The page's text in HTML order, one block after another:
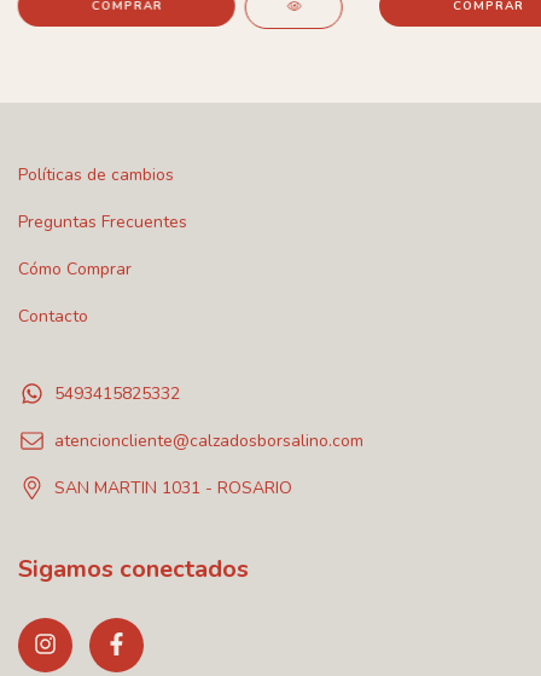
Políticas de cambios
Preguntas Frecuentes
Cómo Comprar
Contacto
5493415825332
atencioncliente@calzadosborsalino.com
SAN MARTIN 1031 - ROSARIO
Sigamos conectados